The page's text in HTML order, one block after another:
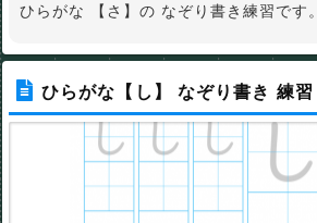
ひらがな 【さ】の なぞり書き練習です。
ひらがな【し】 なぞり書き 練習